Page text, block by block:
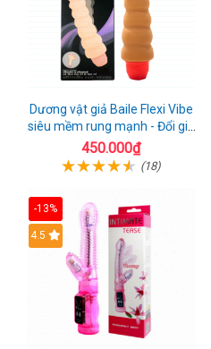
Dương vật giả Baile Flexi Vibe
siêu mềm rung mạnh - Đổi gió
cuộc yêu mới
450.000₫
(18)
-13%
4.5